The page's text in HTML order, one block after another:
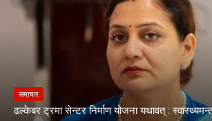
समाचार
ढल्केबर ट्रमा सेन्टर निर्माण योजना यथावत् :